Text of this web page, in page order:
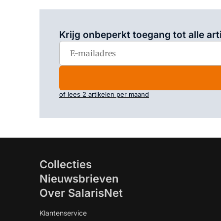
Krijg onbeperkt toegang tot alle
of lees 2 artikelen per maand
Collecties
Nieuwsbrieven
Over SalarisNet
Klantenservice